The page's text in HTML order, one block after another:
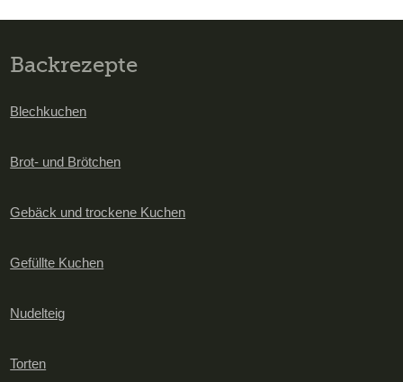
Backrezepte
Blechkuchen
Brot- und Brötchen
Gebäck und trockene Kuchen
Gefüllte Kuchen
Nudelteig
Torten